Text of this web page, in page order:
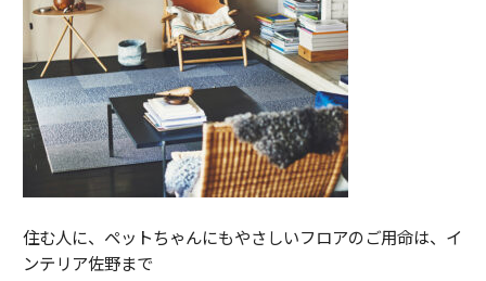
住む人に、ペットちゃんにもやさしいフロアのご用命は、イ
ンテリア佐野まで